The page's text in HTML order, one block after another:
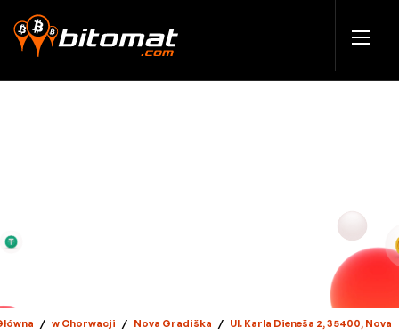
/ w Chorwacji / Nova Gradiška / Ul. Karla Dieneša 2, 35400, Nova